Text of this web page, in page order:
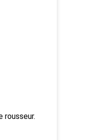
rousseur.